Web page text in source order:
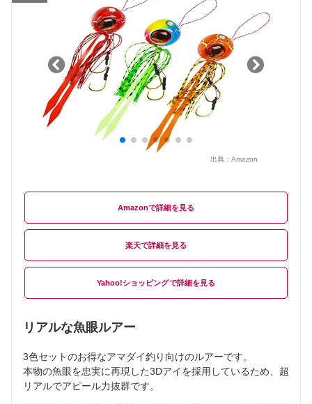
出典： Amazon
Amazon
楽天
Yahoo!ショッピング
リアルな魚眼ルアー
3色セットのお得なアマダイ釣り向けのルアーです。
本物の魚眼を忠実に再現した3Dアイを採用しているため、超
リアルでアピール力抜群です。